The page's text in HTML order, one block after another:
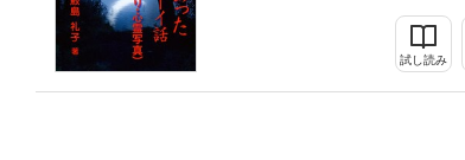
試し読み